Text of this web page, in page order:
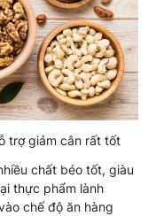
trợ giảm cân rất tốt
chất béo tốt, giàu
thực phẩm lành
chế độ ăn hàng